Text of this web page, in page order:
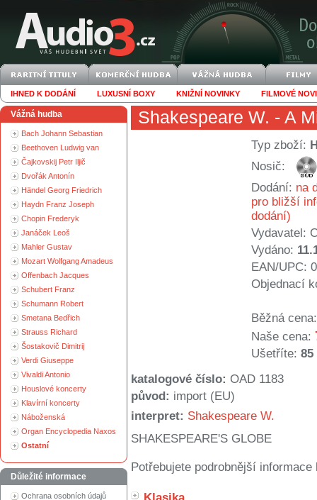
IHNED K DODÁNÍ LUXUSNÍ BOXY KNIŽNÍ NOVINKY FILMOVÉ
Vážná hudba
Bach Johann Sebastian
Beethoven Ludwig van
Čajkovskij Petr Iljič
Dvořák Antonín
Händel Georg Friedrich
Haydn Franz Joseph
Chopin Frederyk
Janáček Leoš
Mahler Gustav
Mozart Wolfgang Amadeus
Offenbach Jacques
Schubert Franz
Schumann Robert
Smetana Bedřich
Strauss Richard
Šostakovič Dimitrij
Verdi Giuseppe
Vivaldi Antonio
Houslové koncerty
Klavírní koncerty
Náboženská
Organ Encyclopedia Naxos
Ostatní
Důležité informace
Ochrana osobních údajů
Shakespeare W. - A
Typ zboží:
Nosič:
Dodání: na
pro bližší
dodání)
Vydavatel:
Vydáno:
EAN/UPC:
Objednací
Běžná cena:
Naše cena:
Ušetříte: 85
katalogové číslo: OAD 1183
původ: import (EU)
interpret: Shakespeare W.
SHAKESPEARE'S GLOBE
Potřebujete podrobnější